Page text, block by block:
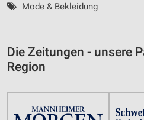
Mode & Bekleidung
Die Zeitungen - unsere
Region